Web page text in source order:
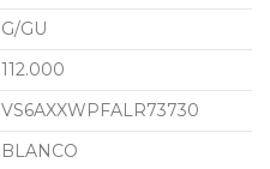
G/GU
112.000
VS6AXXWPFALR73730
BLANCO